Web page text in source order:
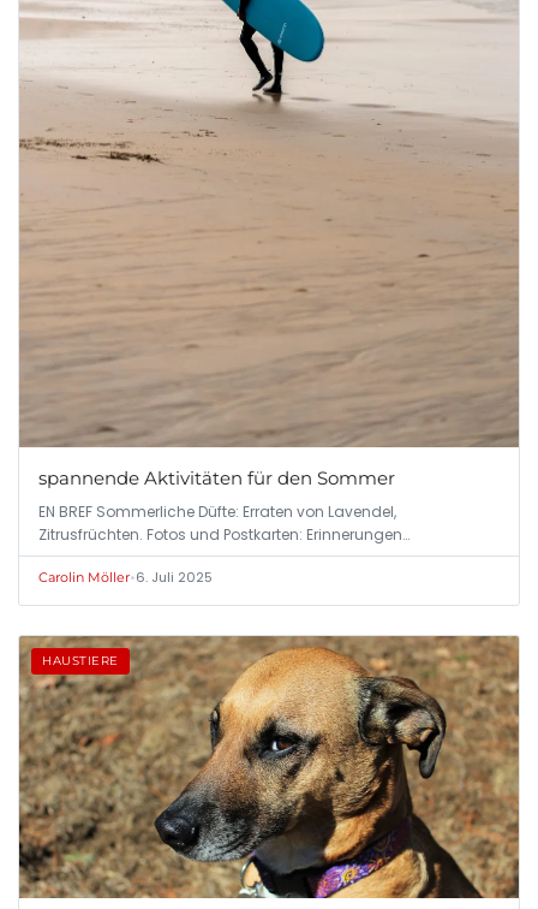
spannende Aktivitäten für den Sommer
EN BREF Sommerliche Düfte: Erraten von Lavendel,
Zitrusfrüchten. Fotos und Postkarten: Erinnerungen…
Carolin Möller•6. Juli 2025
HAUSTIERE